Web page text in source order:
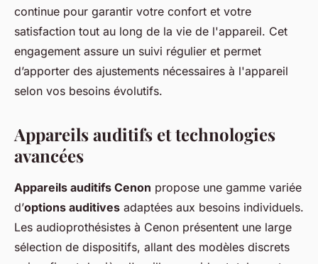
continue pour garantir votre confort et votre
satisfaction tout au long de la vie de l'appareil. Cet
engagement assure un suivi régulier et permet
d’apporter des ajustements nécessaires à l'appareil
selon vos besoins évolutifs.
Appareils auditifs et technologies
avancées
Appareils auditifs Cenon propose une gamme variée
d’options auditives adaptées aux besoins individuels.
Les audioprothésistes à Cenon présentent une large
sélection de dispositifs, allant des modèles discrets